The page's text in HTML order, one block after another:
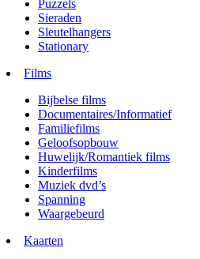
Puzzels
Sieraden
Sleutelhangers
Stationary
Films
Bijbelse films
Documentaires/Informatief
Familiefilms
Geloofsopbouw
Huwelijk/Romantiek films
Kinderfilms
Muziek dvd’s
Spanning
Waargebeurd
Kaarten